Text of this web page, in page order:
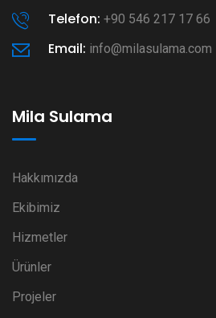
Telefon: +90 546 217 17 66
Email: info@milasulama.com
Mila Sulama
Hakkımızda
Ekibimiz
Hizmetler
Ürünler
Projeler